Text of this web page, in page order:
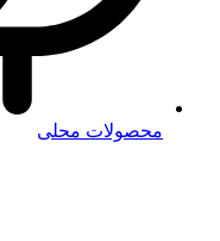
محصولات محلی